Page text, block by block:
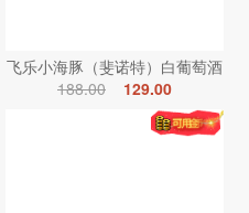
飞乐小海豚（斐诺特）白葡萄酒
188.00
129.00